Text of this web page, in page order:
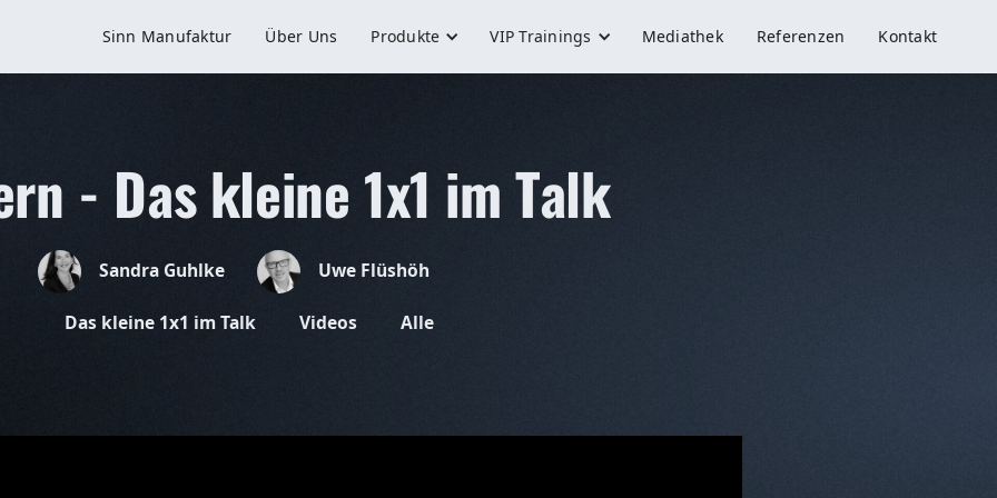
Sinn Manufaktur Über Uns Produkte VIP Trainings Mediathek Referenzen Kontakt
- Das kleine 1x1 im Talk
Sandra Guhlke Uwe Flüshöh
Das kleine 1x1 im Talk Videos Alle